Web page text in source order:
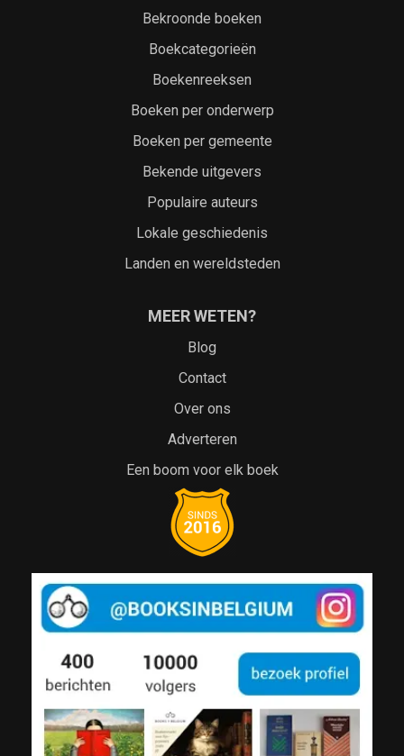
Bekroonde boeken
Boekcategorieën
Boekenreeksen
Boeken per onderwerp
Boeken per gemeente
Bekende uitgevers
Populaire auteurs
Lokale geschiedenis
Landen en wereldsteden
MEER WETEN?
Blog
Contact
Over ons
Adverteren
Een boom voor elk boek